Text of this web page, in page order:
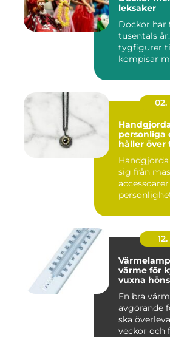
leksaker
Dockor har
tusentals
tygfigurer
kompisar
personliga
håller över
sig från
Värmelampa
värme för
vuxna höns
En bra
avgörande
ska
veckor och